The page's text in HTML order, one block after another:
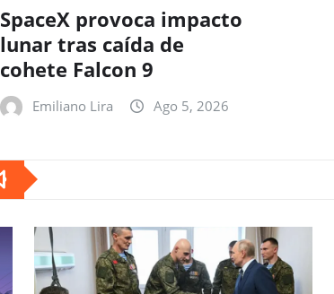
SpaceX provoca impacto
lunar tras caída de
cohete Falcon 9
Emiliano Lira Ago 5, 2026